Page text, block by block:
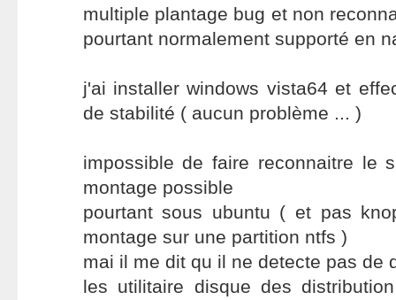
multiple plantage bug et non
pourtant normalement supporté en
j'ai installer windows vista64 et
de stabilité ( aucun problème ... )
impossible de faire reconnaitre le
montage possible
pourtant sous ubuntu ( et pas
montage sur une partition ntfs )
mai il me dit qu il ne detecte pas de
les utilitaire disque des